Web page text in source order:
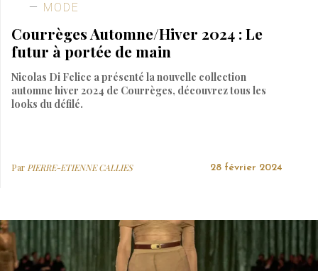
MODE
Courrèges Automne/Hiver 2024 : Le
futur à portée de main
Nicolas Di Felice a présenté la nouvelle collection
automne hiver 2024 de Courrèges, découvrez tous les
looks du défilé.
ParPIERRE-ETIENNE CALLIES 28 février 2024